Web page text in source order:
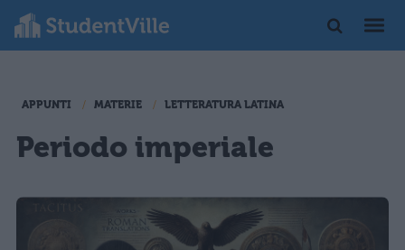
APPUNTI MATERIE LETTERATURA LATINA
Periodo imperiale